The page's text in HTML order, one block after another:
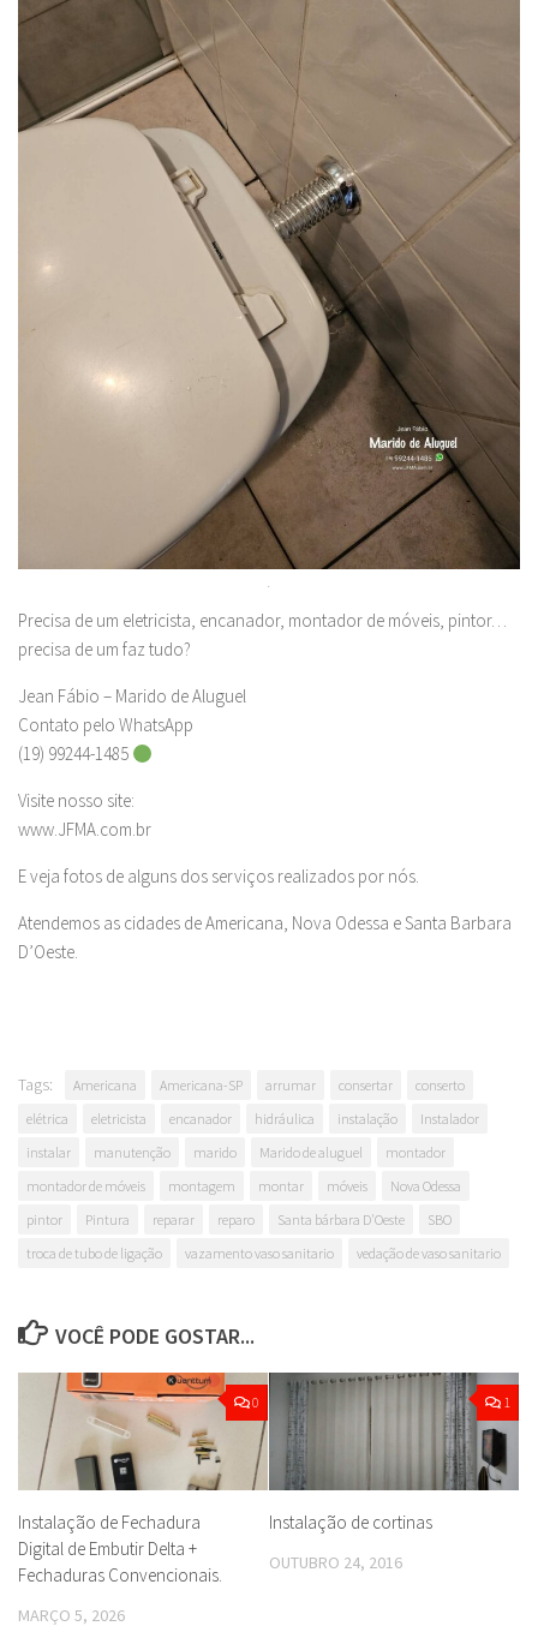
.
Precisa de um eletricista, encanador, montador de móveis, pintor…
precisa de um faz tudo?
Jean Fábio – Marido de Aluguel
Contato pelo WhatsApp
(19) 99244-1485
Visite nosso site:
www.JFMA.com.br
E veja fotos de alguns dos serviços realizados por nós.
Atendemos as cidades de Americana, Nova Odessa e Santa Barbara
D’Oeste.
Tags: Americana Americana-SP arrumar consertar
conserto
elétrica
eletricista encanador hidráulica instalação
Instalador
instalar
manutenção marido Marido de aluguel
montador
montador de móveis
montagem montar móveis
Nova Odessa
pintor
Pintura reparar reparo Santa bárbara D'Oeste
SBO
troca de tubo de ligação
vazamento vaso sanitario vedação de vaso sanitario
VOCÊ PODE GOSTAR...
0
Instalação de Fechadura
Digital de Embutir Delta +
Fechaduras Convencionais.
MARÇO 5, 2026
1
Instalação de cortinas
OUTUBRO 24, 2016